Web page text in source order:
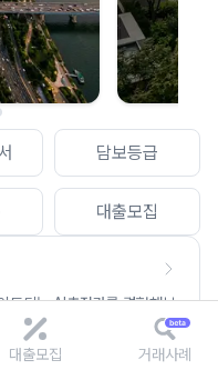
담보등급
대출모집
트되는 AI추정가를 경험해보
대출모집 거래사례